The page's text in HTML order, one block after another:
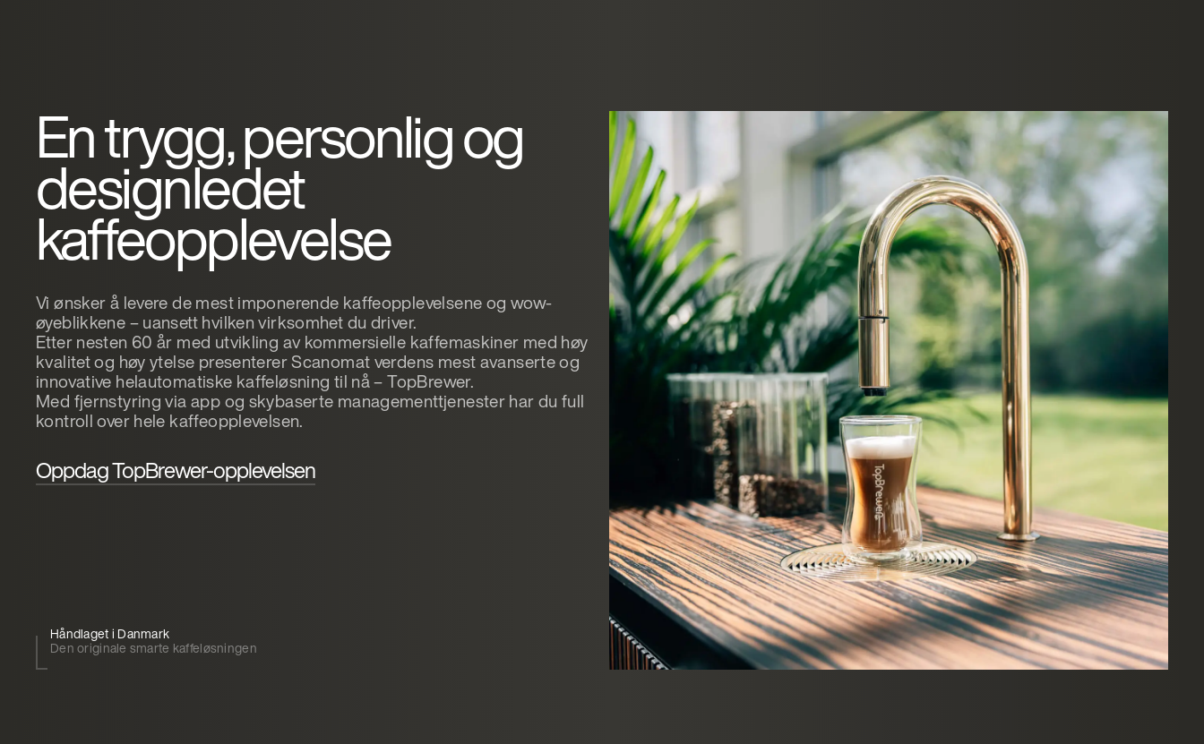
En trygg, personlig og
designledet
kaffeopplevelse
Vi ønsker å levere de mest imponerende kaffeopplevelsene og wow-
øyeblikkene – uansett hvilken virksomhet du driver.
Etter nesten 60 år med utvikling av kommersielle kaffemaskiner med høy
kvalitet og høy ytelse presenterer Scanomat verdens mest avanserte og
innovative helautomatiske kaffeløsning til nå – TopBrewer.
Med fjernstyring via app og skybaserte managementtjenester har du full
kontroll over hele kaffeopplevelsen.
Oppdag TopBrewer-opplevelsen
Håndlaget i Danmark
Den originale smarte kaffeløsningen